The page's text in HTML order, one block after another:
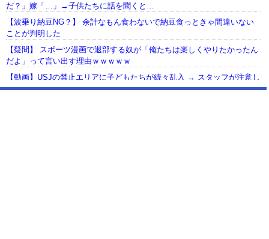
だ？」嫁「…」→子供たちに話を聞くと…
【波乗り納豆NG？】 余計なもん食わないで納豆食っときゃ間違いない
ことが判明した
【疑問】 スポーツ漫画で退部する奴が「俺たちは楽しくやりたかったん
だよ」って言い出す理由ｗｗｗｗｗ
【動画】USJの禁止エリアに子どもたちが続々乱入 → スタッフが注意し
ても止まらない事態に